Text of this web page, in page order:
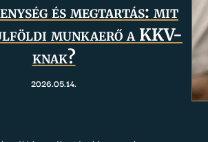
és megtartás: mit
munkaerő a KKV-
knak?
2026.05.14.